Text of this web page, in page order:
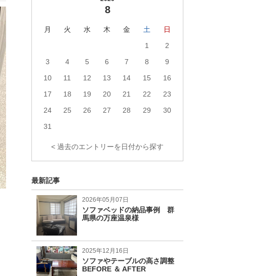
8
月 火 水 木 金 土
日
1
2
3
4 5 6 7 8
9
10
11 12 13 14 15
16
17
18 19 20 21 22
23
24
25 26 27 28 29
30
31
< 過去のエントリーを日付から探す
最新記事
2026年05月07日
ソファベッドの納品事例 群
馬県の万座温泉様
2025年12月16日
ソファやテーブルの高さ調整
BEFORE ＆ AFTER